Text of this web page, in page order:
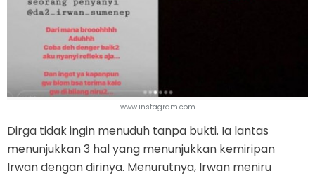
www.instagram.com
Dirga tidak ingin menuduh tanpa bukti. Ia lantas
menunjukkan 3 hal yang menunjukkan kemiripan
Irwan dengan dirinya. Menurutnya, Irwan meniru